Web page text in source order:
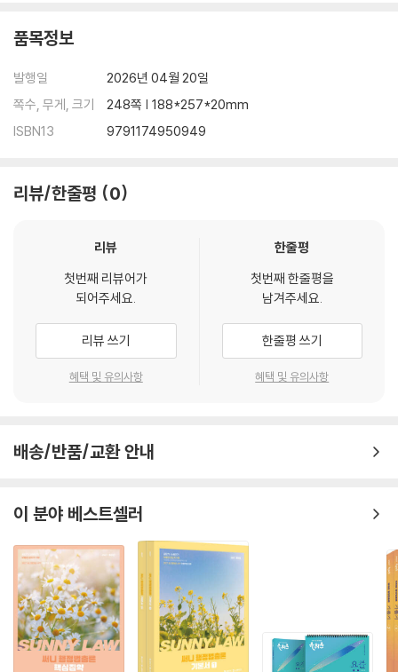
품목정보
발행일
2026년 04월 20일
쪽수, 무게, 크기
248쪽 | 188*257*20mm
ISBN13
9791174950949
리뷰/한줄평 0
리뷰
첫번째 리뷰어가
되어주세요.
리뷰 쓰기
혜택 및 유의사항
한줄평
첫번째 한줄평을
남겨주세요.
한줄평 쓰기
혜택 및 유의사항
배송/반품/교환 안내
이 분야 베스트셀러